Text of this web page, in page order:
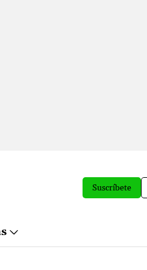
Suscríbete